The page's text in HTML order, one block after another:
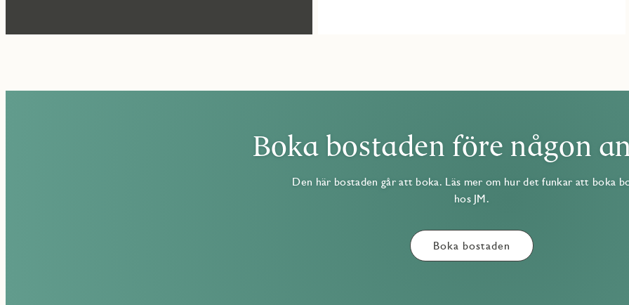
Boka bostaden före någon
Den här bostaden går att boka. Läs mer om hur det funkar att boka
hos JM.
Boka bostaden